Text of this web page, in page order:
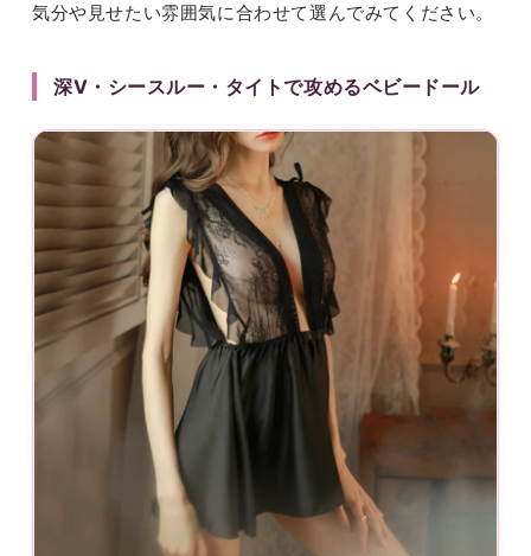
気分や見せたい雰囲気に合わせて選んでみてください。
深V・シースルー・タイトで攻めるベビードール